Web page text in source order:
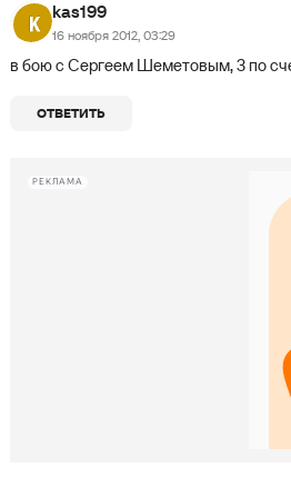
kas199
16 ноября 2012, 03:29
в бою с Сергеем Шеметовым, 3 по
ОТВЕТИТЬ
РЕКЛАМА